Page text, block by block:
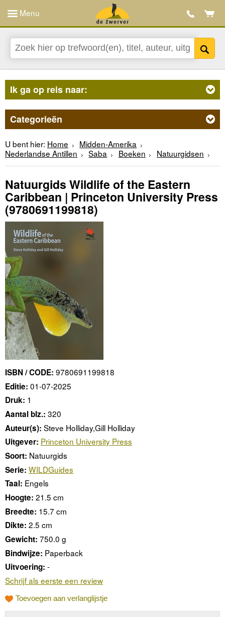
Menu
Ik ga op reis naar:
Categorieën
U bent hier: Home
Midden-Amerika
Nederlandse Antillen
Saba Boeken Natuurgidsen
Natuurgids Wildlife of the Eastern
Caribbean | Princeton University Press
(9780691199818)
ISBN / CODE: 9780691199818
Editie: 01-07-2025
Druk: 1
Aantal blz.: 320
Auteur(s): Steve Holliday,Gill Holliday
Uitgever: Princeton University Press
Soort: Natuurgids
Serie: WILDGuides
Taal: Engels
Hoogte: 21.5 cm
Breedte: 15.7 cm
Dikte: 2.5 cm
Gewicht: 750.0 g
Bindwijze: Paperback
Uitvoering: -
Schrijf als eerste een review
Toevoegen aan verlanglijstje